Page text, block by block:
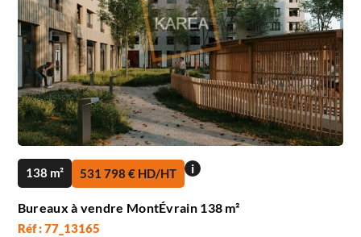
138 m² 531 798 € HD/HT i
Bureaux à vendre MontÉvrain 138 m²
Réf : 77_13165